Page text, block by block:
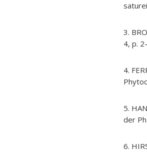
3.
4, p.
4.
5.
der
6.